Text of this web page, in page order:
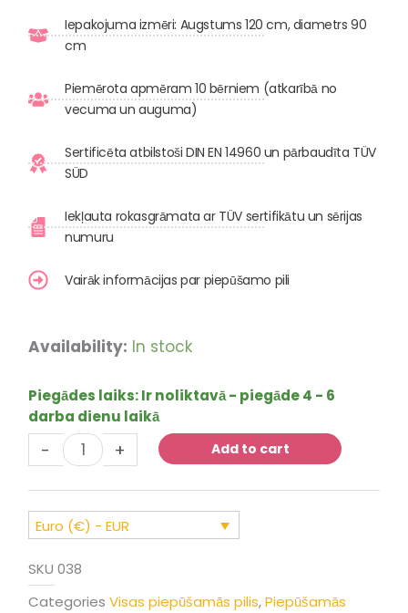
Iepakojuma izmēri: Augstums 120 cm, diametrs 90
cm
Piemērota apmēram 10 bērniem (atkarībā no
vecuma un auguma)
Sertificēta atbilstoši DIN EN 14960 un pārbaudīta TÜV
SÜD
Iekļauta rokasgrāmata ar TÜV sertifikātu un sērijas
numuru
Vairāk informācijas par piepūšamo pili
Availability: In stock
Piegādes laiks:Ir noliktavā - piegāde 4 - 6
darba dienu laikā
-
Sūpošā
"Knights
Fortress"
ar
slīdkalniņu
quantity
+ Add to cart
Euro (€) - EUR
SKU 038
Categories Visas piepūšamās pilis,Piepūšamās